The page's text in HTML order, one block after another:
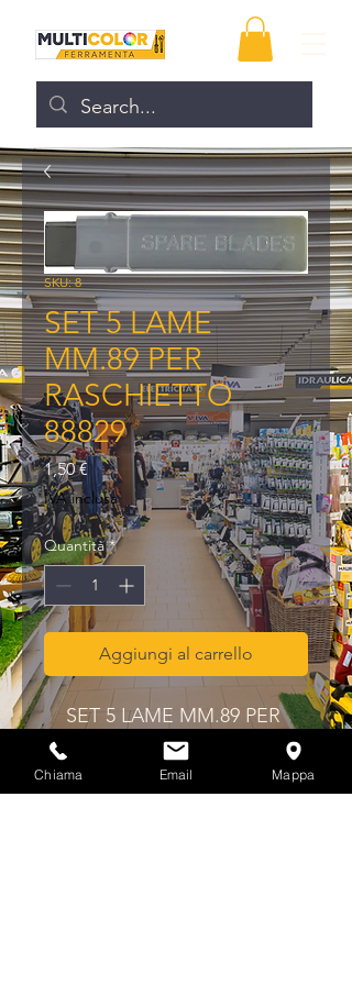
SKU: 8
SET 5 LAME
MM.89 PER
RASCHIETTO
88829
1,50 €Prezzo
IVA inclusa
Quantità *
Aggiungi al carrello
SET 5 LAME MM.89 PER
RASCHIETTO 88829
Chiama Email Mappa